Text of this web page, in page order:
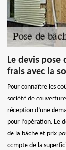
Le devis pose
frais avec la
Pour connaître les
société de
réception d’une
pour l’opération. Le
de la bâche et prix
compte de la